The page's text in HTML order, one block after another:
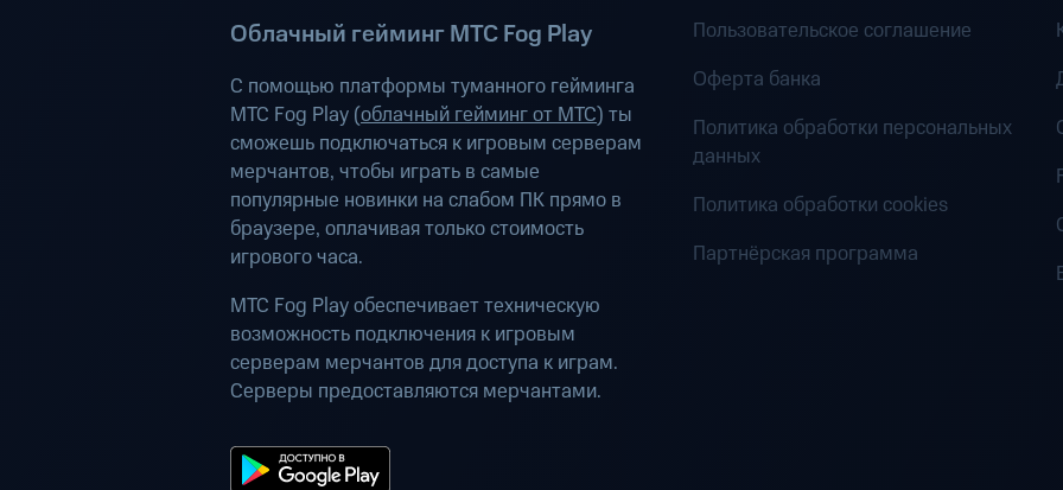
Облачный гейминг МТС Fog Play
С помощью платформы туманного гейминга
МТС Fog Play (облачный гейминг от МТС) ты
сможешь подключаться к игровым серверам
мерчантов, чтобы играть в самые
популярные новинки на слабом ПК прямо в
браузере, оплачивая только стоимость
игрового часа.
МТС Fog Play обеспечивает техническую
возможность подключения к игровым
серверам мерчантов для доступа к играм.
Серверы предоставляются мерчантами.
Пользовательское соглашение
Оферта банка
Политика обработки персональных
данных
Политика обработки cookies
Партнёрская программа